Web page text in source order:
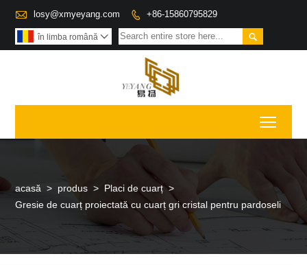
 losy@xmyeyang.com  +86-15860795829

în limba română 
acasă > produs > Placi de cuarț >
Gresie de cuarț proiectată cu cuarț gri cristal pentru pardoseli